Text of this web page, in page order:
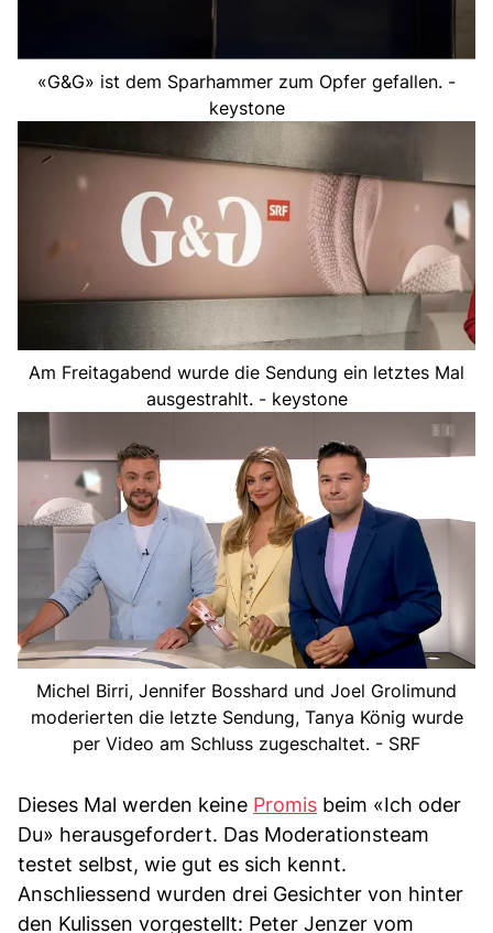
«G&G» ist dem Sparhammer zum Opfer gefallen. -
keystone
Am Freitagabend wurde die Sendung ein letztes Mal
ausgestrahlt. - keystone
Michel Birri, Jennifer Bosshard und Joel Grolimund
moderierten die letzte Sendung, Tanya König wurde
per Video am Schluss zugeschaltet. - SRF
Dieses Mal werden keine Promis beim «Ich oder
Du» herausgefordert. Das Moderationsteam
testet selbst, wie gut es sich kennt.
Anschliessend wurden drei Gesichter von hinter
den Kulissen vorgestellt: Peter Jenzer vom